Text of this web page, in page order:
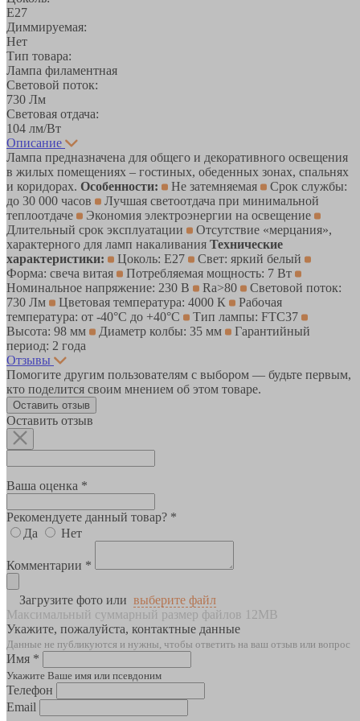
E27
Диммируемая:
Нет
Тип товара:
Лампа филаментная
Световой поток:
730 Лм
Световая отдача:
104 лм/Вт
Описание
Лампа предназначена для общего и декоративного освещения
в жилых помещениях – гостиных, обеденных зонах, спальнях
и коридорах. Особенности: Не затемняемая
Срок службы:
до 30 000 часов
Лучшая светоотдача при минимальной
теплоотдаче
Экономия электроэнергии на освещение
Длительный срок эксплуатации
Отсутствие «мерцания»,
характерного для ламп накаливания Технические
характеристики:
Цоколь: Е27
Свет: яркий белый
Форма: свеча витая
Потребляемая мощность: 7 Вт
Номинальное напряжение: 230 В
Ra>80
Световой поток:
730 Лм
Цветовая температура: 4000 К
Рабочая
температура: от -40°C до +40°C
Тип лампы: FTC37
Высота: 98 мм
Диаметр колбы: 35 мм
Гарантийный
период: 2 года
Отзывы
Помогите другим пользователям с выбором — будьте первым,
кто поделится своим мнением об этом товаре.
Оставить отзыв
Оставить отзыв
Ваша оценка *
Рекомендуете данный товар? *
Да
Нет
Комментарии *
Загрузите фото или выберите файл
Максимальный суммарный размер файлов 12MB
Укажите, пожалуйста, контактные данные
Данные не публикуются и нужны, чтобы ответить на ваш отзыв или вопрос
Имя *
Укажите Ваше имя или псевдоним
Телефон
Email